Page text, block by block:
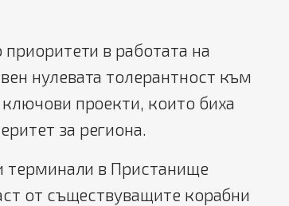
в работата на
нулевата толерантност към
проекти, които биха
за региона.
терминали в Пристанище
от съществуващите корабни